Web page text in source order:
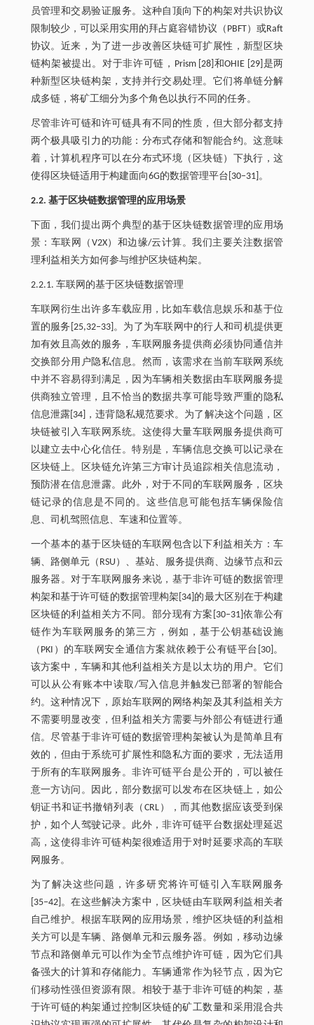
员管理和交易验证服务。这种自顶向下的构架对共识协议
限制较少，可以采用实用的拜占庭容错协议（PBFT）或Raft
协议。近来，为了进一步改善区块链可扩展性，新型区块
链构架被提出。对于非许可链，Prism [28]和OHIE [29]是两
种新型区块链构架，支持并行交易处理。它们将单链分解
成多链，将矿工细分为多个角色以执行不同的任务。
尽管非许可链和许可链具有不同的性质，但大部分都支持
两个极具吸引力的功能：分布式存储和智能合约。这意味
着，计算机程序可以在分布式环境（区块链）下执行，这
使得区块链适用于构建面向6G的数据管理平台[30‒31]。
2.2. 基于区块链数据管理的应用场景
下面，我们提出两个典型的基于区块链数据管理的应用场
景：车联网（V2X）和边缘/云计算。我们主要关注数据管
理利益相关方如何参与维护区块链构架。
2.2.1. 车联网的基于区块链数据管理
车联网衍生出许多车载应用，比如车载信息娱乐和基于位
置的服务[25,32‒33]。为了为车联网中的行人和司机提供更
加有效且高效的服务，车联网服务提供商必须协同通信并
交换部分用户隐私信息。然而，该需求在当前车联网系统
中并不容易得到满足，因为车辆相关数据由车联网服务提
供商独立管理，且不恰当的数据共享可能导致严重的隐私
信息泄露[34]，违背隐私规范要求。为了解决这个问题，区
块链被引入车联网系统。这使得大量车联网服务提供商可
以建立去中心化信任。特别是，车辆信息交换可以记录在
区块链上。区块链允许第三方审计员追踪相关信息流动，
预防潜在信息泄露。此外，对于不同的车联网服务，区块
链记录的信息是不同的。这些信息可能包括车辆保险信
息、司机驾照信息、车速和位置等。
一个基本的基于区块链的车联网包含以下利益相关方：车
辆、路侧单元（RSU）、基站、服务提供商、边缘节点和云
服务器。对于车联网服务来说，基于非许可链的数据管理
构架和基于许可链的数据管理构架[34]的最大区别在于构建
区块链的利益相关方不同。部分现有方案[30‒31]依靠公有
链作为车联网服务的第三方，例如，基于公钥基础设施
（PKI）的车联网安全通信方案就依赖于公有链平台[30]。
该方案中，车辆和其他利益相关方是以太坊的用户。它们
可以从公有账本中读取/写入信息并触发已部署的智能合
约。这种情况下，原始车联网的网络构架及其利益相关方
不需要明显改变，但利益相关方需要与外部公有链进行通
信。尽管基于非许可链的数据管理构架被认为是简单且有
效的，但由于系统可扩展性和隐私方面的要求，无法适用
于所有的车联网服务。非许可链平台是公开的，可以被任
意一方访问。因此，部分数据可以发布在区块链上，如公
钥证书和证书撤销列表（CRL），而其他数据应该受到保
护，如个人驾驶记录。此外，非许可链平台数据处理延迟
高，这使得非许可链构架很难适用于对时延要求高的车联
网服务。
为了解决这些问题，许多研究将许可链引入车联网服务
[35‒42]。在这些解决方案中，区块链由车联网利益相关者
自己维护。根据车联网的应用场景，维护区块链的利益相
关方可以是车辆、路侧单元和云服务器。例如，移动边缘
节点和路侧单元可以作为全节点维护许可链，因为它们具
备强大的计算和存储能力。车辆通常作为轻节点，因为它
们移动性强但资源有限。相较于基于非许可链的构架，基
于许可链的构架通过控制区块链的矿工数量和采用混合共